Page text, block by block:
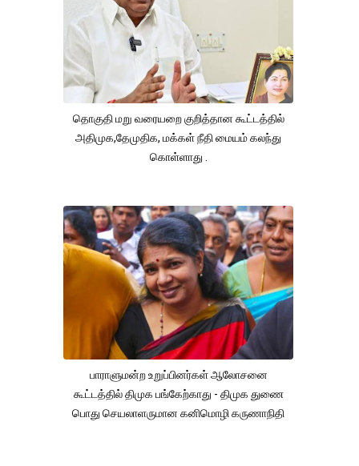
தொகுதி மறு வரையறை குறித்தான கூட்டத்தில்
அதிமுக,தேமுதிக, மக்கள் நீதி மையம் கலந்து
கொள்ளாது .
பாராளுமன்ற உறுப்பினர்கள் ஆலோசனை
கூட்டத்தில் திமுக பங்கேற்காது - திமுக துணை
பொது செயலாளருமான கனிமொழி கருணாநிதி